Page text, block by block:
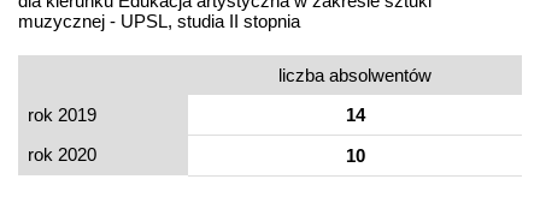
muzycznej - UPSL, studia II stopnia
liczba absolwentów
rok 2019
14
rok 2020
10